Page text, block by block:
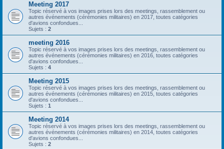
Meeting 2017
Topic réservé à vos images prises lors des meetings, rassemblement ou
autres événements (cérémonies militaires) en 2017, toutes catégories
d'avions confondues...
Sujets : 2
meeting 2016
Topic réservé à vos images prises lors des meetings, rassemblement ou
autres événements (cérémonies militaires) en 2016, toutes catégories
d'avions confondues...
Sujets : 4
Meeting 2015
Topic réservé à vos images prises lors des meetings, rassemblement ou
autres événements (cérémonies militaires) en 2015, toutes catégories
d'avions confondues...
Sujets : 1
Meeting 2014
Topic réservé à vos images prises lors des meetings, rassemblement ou
autres événements (cérémonies militaires) en 2014, toutes catégories
d'avions confondues...
Sujets : 2